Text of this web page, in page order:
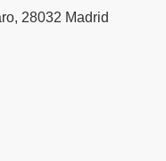
28032 Madrid